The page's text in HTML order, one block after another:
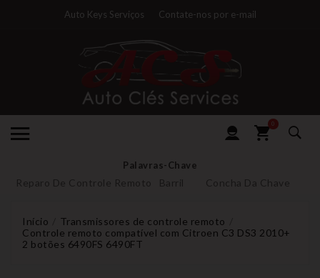
Auto Keys Serviços Contate-nos por e-mail
0
Palavras-Chave
Reparo De Controle Remoto Barril Concha Da Chave
Início
Transmissores de controle remoto
Controle remoto compatível com Citroen C3 DS3 2010+
2 botões 6490FS 6490FT